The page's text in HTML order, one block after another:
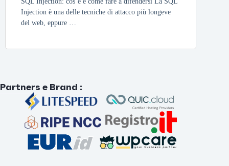
Injection è una delle tecniche di attacco più longeve
del web, eppure …
Partners e Brand :